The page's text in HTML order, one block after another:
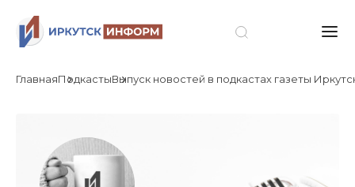
ГлавнаяПодкастыВыпуск новостей в подкастах газеты